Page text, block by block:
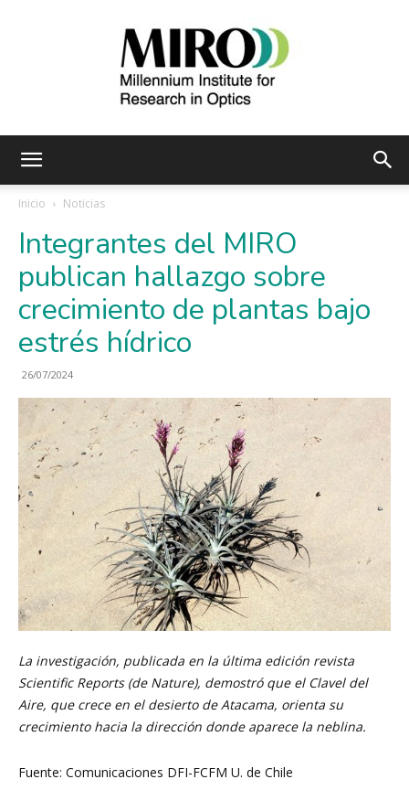
Milenio
Investigación
en
Óptica,
MIRO
Inicio Noticias
Integrantes del MIRO
publican hallazgo sobre
crecimiento de plantas bajo
estrés hídrico
26/07/2024
La investigación, publicada en la última edición revista
Scientific Reports (de Nature), demostró que el Clavel del
Aire, que crece en el desierto de Atacama, orienta su
crecimiento hacia la dirección donde aparece la neblina.
Fuente: Comunicaciones DFI-FCFM U. de Chile